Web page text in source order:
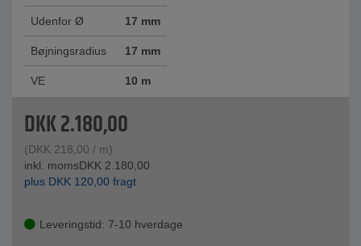
Udenfor Ø 17 mm
Bøjningsradius 17 mm
VE 10 m
DKK2.180,00
(DKK 218,00 / m)
inkl. momsDKK 2.180,00
plus DKK 120,00 fragt
Leveringstid: 7-10 hverdage